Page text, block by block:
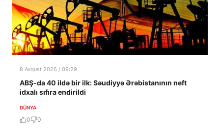
8 Avqust 2026 / 09:29
ABŞ-da 40 ildə bir ilk: Səudiyyə Ərəbistanının neft
idxalı sıfıra endirildi
DÜNYA
0 0